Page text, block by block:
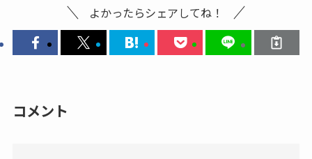
よかったらシェアしてね！
コメント